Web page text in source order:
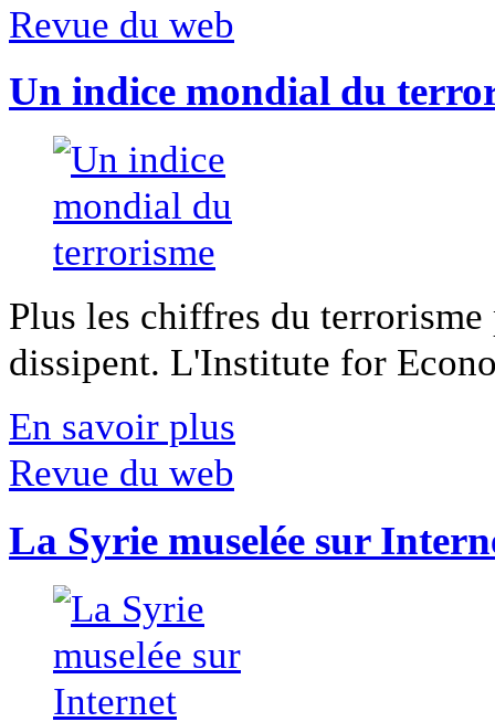
Revue du web
Un indice mondial du
Plus les chiffres du
dissipent. L'Institute for
En savoir plus
Revue du web
La Syrie muselée sur